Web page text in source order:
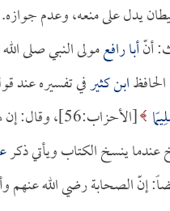
يدل على منعه، وعدم جوازه.
أنّأبا رافعمولى النبي صلى
ابن كثيرفي تفسيره عند
[الأحزاب:56]، وقال: إن هذا من عمل نساخ الكتب، وليس من عمل المؤلفين والمصنفين.
ينسخ الكتاب ويأتي ذكر
إنّ الصحابة رضي الله